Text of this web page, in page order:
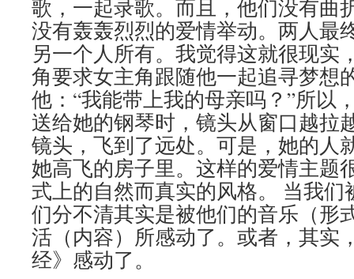
歌，一起录歌。而且，他们没有曲
没有轰轰烈烈的爱情举动。两人最
另一个人所有。我觉得这就很现实
角要求女主角跟随他一起追寻梦想
他：“我能带上我的母亲吗？”所以
送给她的钢琴时，镜头从窗口越拉
镜头，飞到了远处。可是，她的人
她高飞的房子里。这样的爱情主题
式上的自然而真实的风格。 当我
们分不清其实是被他们的音乐（形
活（内容）所感动了。或者，其实
经》感动了。